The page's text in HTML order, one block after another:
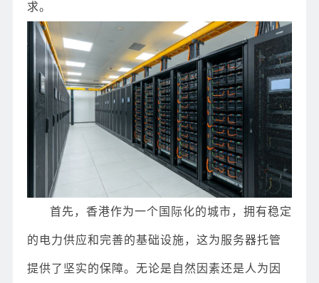
求。
首先，香港作为一个国际化的城市，拥有稳定
的电力供应和完善的基础设施，这为服务器托管
提供了坚实的保障。无论是自然因素还是人为因